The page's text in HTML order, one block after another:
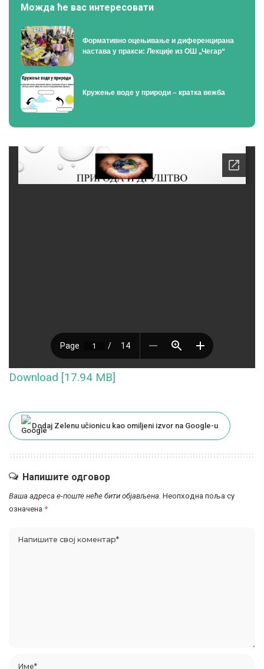
Можда ће вас интересовати
Формативно оцењивање и диференцирана
настава у пракси: Лекције из ОШ „Чегар“
Кружење воде у природи – кратка вежба
Download [17.94 MB]
Dodaj Zelenu učionicu kao omiljeni izvor na Google-u
Напишите одговор
Ваша адреса е-поште неће бити објављена. Неопходна поља су
означена *